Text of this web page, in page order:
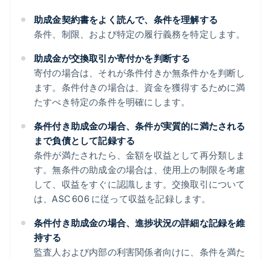
助成金契約書をよく読んで、条件を理解する
条件、制限、および特定の履行義務を特定します。
助成金が交換取引か寄付かを判断する
寄付の場合は、それが条件付きか無条件かを判断し
ます。条件付きの場合は、資金を獲得するために満
たすべき特定の条件を明確にします。
条件付き助成金の場合、条件が実質的に満たされる
まで負債として記録する
条件が満たされたら、金額を収益として再分類しま
す。無条件の助成金の場合は、使用上の制限を考慮
して、収益をすぐに認識します。交換取引について
は、ASC 606 に従って収益を記録します。
条件付き助成金の場合、進捗状況の詳細な記録を維
持する
監査人および内部の利害関係者向けに、条件を満た